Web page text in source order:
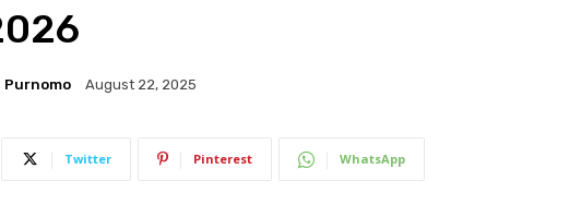
Purnomo August 22, 2025
Twitter Pinterest WhatsApp